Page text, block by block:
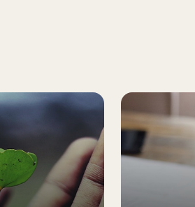
تقویم دیواری